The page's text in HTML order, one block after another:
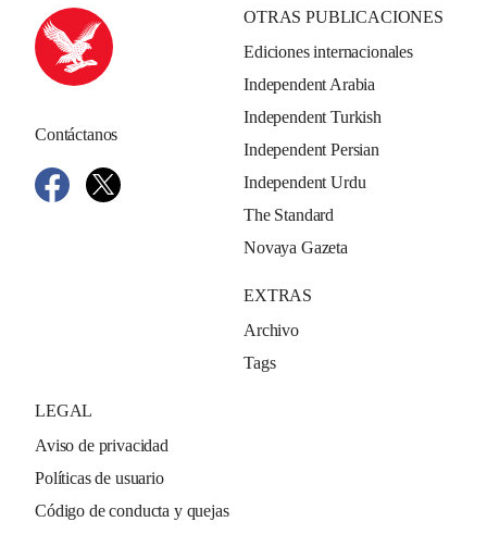
Contáctanos
OTRAS PUBLICACIONES
Ediciones internacionales
Independent Arabia
Independent Turkish
Independent Persian
Independent Urdu
The Standard
Novaya Gazeta
EXTRAS
Archivo
Tags
LEGAL
Aviso de privacidad
Políticas de usuario
Código de conducta y quejas